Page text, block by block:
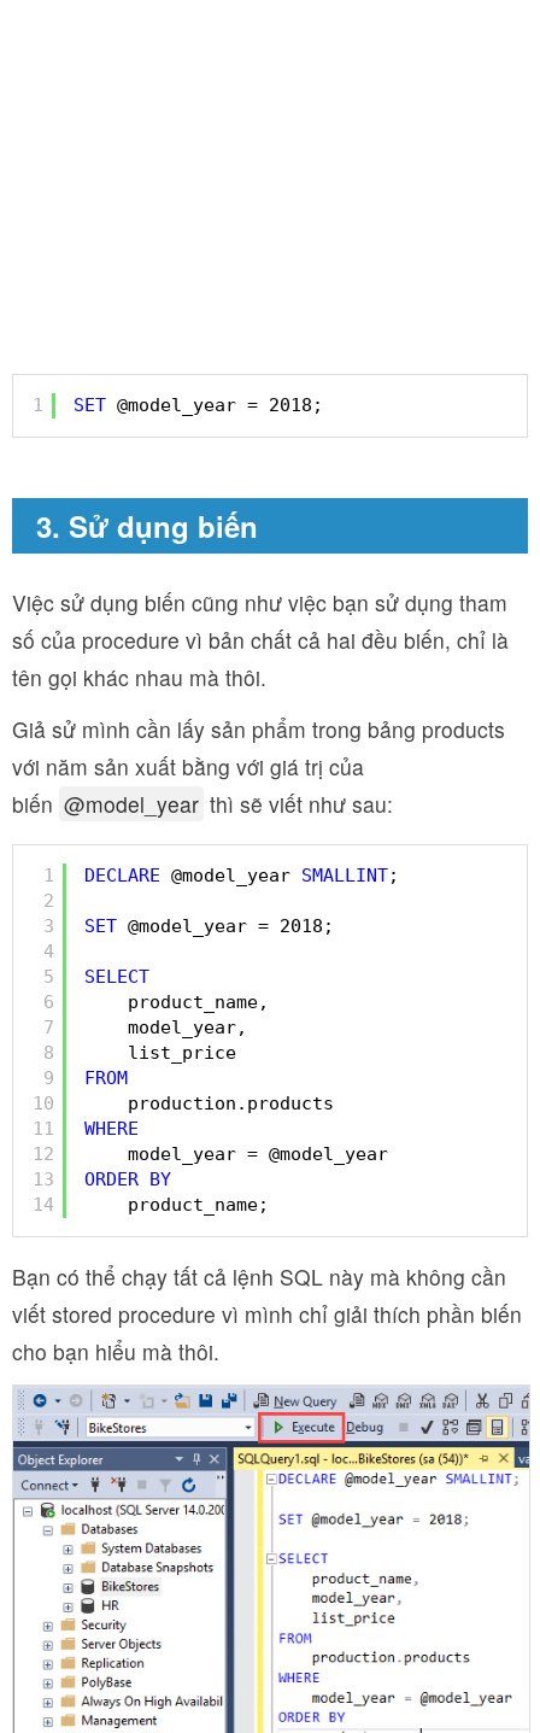
1 SET @model_year = 2018;
3. Sử dụng biến
Việc sử dụng biến cũng như việc bạn sử dụng tham
số của procedure vì bản chất cả hai đều biến, chỉ là
tên gọi khác nhau mà thôi.
Giả sử mình cần lấy sản phẩm trong bảng products
với năm sản xuất bằng với giá trị của
biến @model_year thì sẽ viết như sau:
1
2
3
4
5
6
7
8
9
10
11
12
13
14
DECLARE @model_year SMALLINT;
SET @model_year = 2018;
SELECT
product_name,
model_year,
list_price
FROM
production.products
WHERE
model_year = @model_year
ORDER BY
product_name;
Bạn có thể chạy tất cả lệnh SQL này mà không cần
viết stored procedure vì mình chỉ giải thích phần biến
cho bạn hiểu mà thôi.